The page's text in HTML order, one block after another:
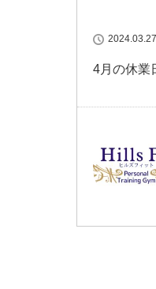
2024.03.27
4月の休業